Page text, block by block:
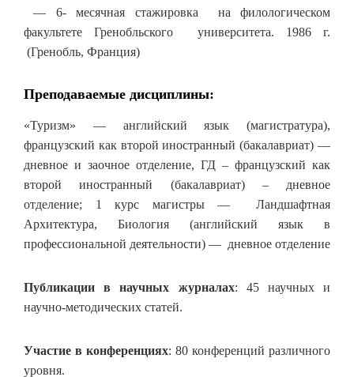
— 6- месячная стажировка на филологическом
факультете Гренобльского университета. 1986 г.
(Гренобль, Франция)
Преподаваемые дисциплины:
«Туризм» — английский язык (магистратура),
французский как второй иностранный (бакалавриат) —
дневное и заочное отделение, ГД – французский как
второй иностранный (бакалавриат) – дневное
отделение; 1 курс магистры — Ландшафтная
Архитектура, Биология (английский язык в
профессиональной деятельности) — дневное отделение
Публикации в научных журналах: 45 научных и
научно-методических статей.
Участие в конференциях: 80 конференций различного
уровня.